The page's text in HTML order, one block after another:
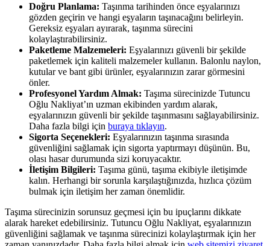
Doğru Planlama: Taşınma tarihinden önce eşyalarınızı
gözden geçirin ve hangi eşyaların taşınacağını belirleyin.
Gereksiz eşyaları ayırarak, taşınma sürecini
kolaylaştırabilirsiniz.
Paketleme Malzemeleri: Eşyalarınızı güvenli bir şekilde
paketlemek için kaliteli malzemeler kullanın. Balonlu naylon,
kutular ve bant gibi ürünler, eşyalarınızın zarar görmesini
önler.
Profesyonel Yardım Almak: Taşıma sürecinizde Tutuncu
Oğlu Nakliyat’ın uzman ekibinden yardım alarak,
eşyalarınızın güvenli bir şekilde taşınmasını sağlayabilirsiniz.
Daha fazla bilgi için buraya tıklayın.
Sigorta Seçenekleri: Eşyalarınızın taşınma sırasında
güvenliğini sağlamak için sigorta yaptırmayı düşünün. Bu,
olası hasar durumunda sizi koruyacaktır.
İletişim Bilgileri: Taşıma günü, taşıma ekibiyle iletişimde
kalın. Herhangi bir sorunla karşılaştığınızda, hızlıca çözüm
bulmak için iletişim her zaman önemlidir.
Taşıma sürecinizin sorunsuz geçmesi için bu ipuçlarını dikkate
alarak hareket edebilirsiniz. Tutuncu Oğlu Nakliyat, eşyalarınızın
güvenliğini sağlamak ve taşınma sürecinizi kolaylaştırmak için her